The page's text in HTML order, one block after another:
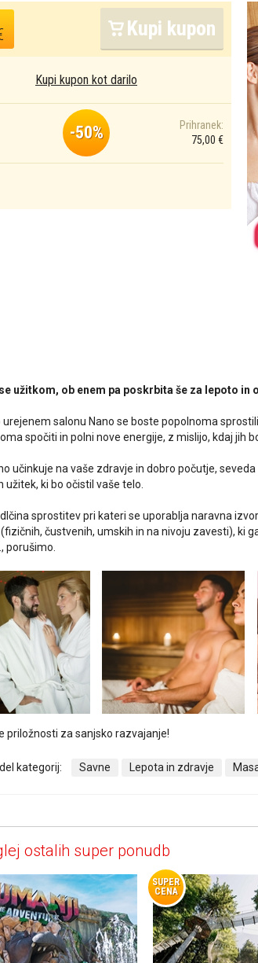
Kupi kupon
Kupi kupon kot darilo
-50%
Prihranek:
75,00 €
užitkom, ob enem pa poskrbita še za lepoto in
urejenem salonu Nano se boste popolnoma
spočiti in polni nove energije, z mislijo, kdaj jih
učinkuje na vaše zdravje in dobro počutje,
užitek, ki bo očistil vaše telo.
sprostitev pri kateri se uporablja naravna
čustvenih, umskih in na nivoju zavesti), ki
porušimo.
priložnosti za sanjsko razvajanje!
kategorij: Savne Lepota in zdravje
ostalih super ponudb
SUPER
CENA